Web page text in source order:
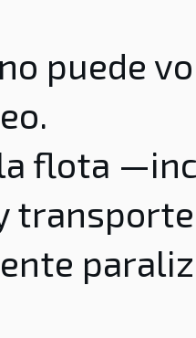
no puede
flota
y